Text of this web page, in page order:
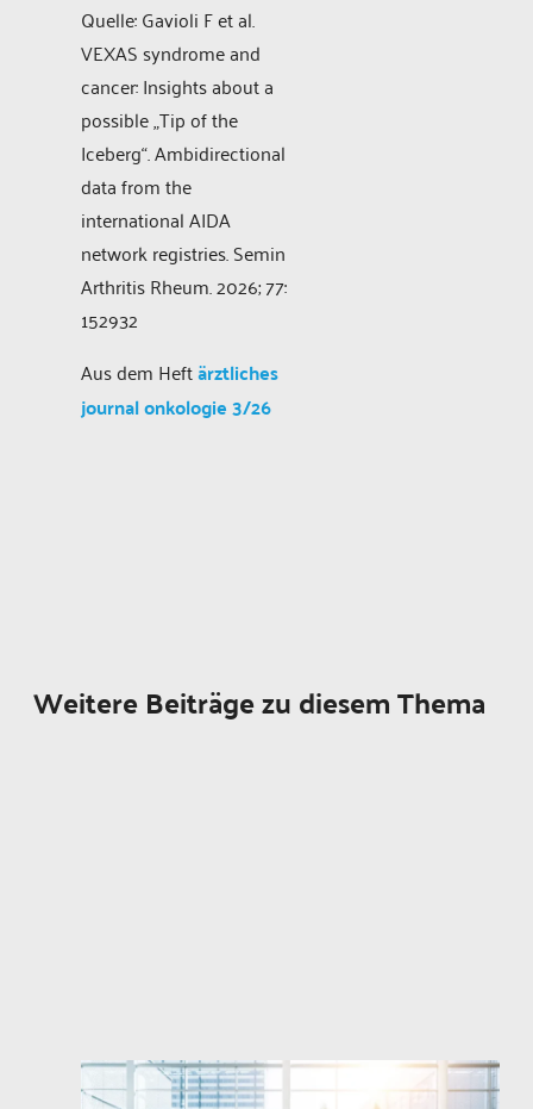
Quelle: Gavioli F et al.
VEXAS syndrome and
cancer: Insights about a
possible „Tip of the
Iceberg“. Ambidirectional
data from the
international AIDA
network registries. Semin
Arthritis Rheum. 2026; 77:
152932
Aus dem Heftärztliches
journal onkologie 3/26
Weitere Beiträge zu diesem Thema